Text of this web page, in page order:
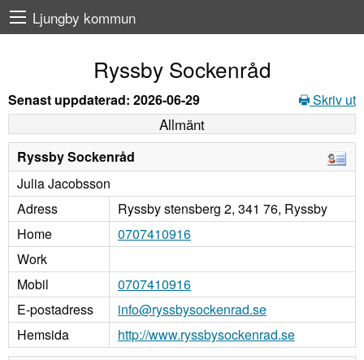
Ljungby kommun
Ryssby Sockenråd
Senast uppdaterad: 2026-06-29 Skriv ut
Allmänt
Ryssby Sockenråd
Julia Jacobsson
Adress
Ryssby stensberg 2, 341 76, Ryssby
Home
0707410916
Work
Mobil
0707410916
E-postadress
info@ryssbysockenrad.se
Hemsida
http://www.ryssbysockenrad.se